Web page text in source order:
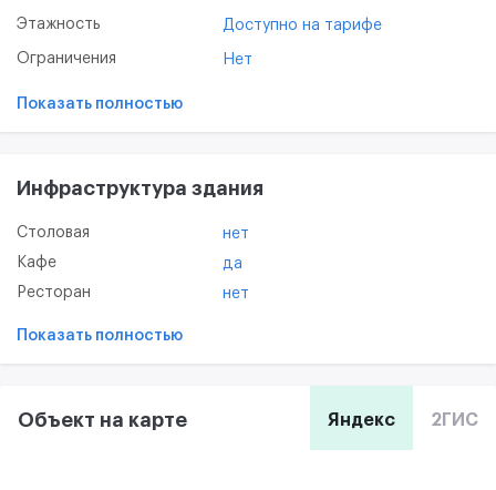
Этажность Доступно на тарифе
Ограничения Нет
Показать полностью
Инфраструктура здания
Столовая
нет
Кафе
да
Ресторан
нет
Показать полностью
Объект на карте Яндекс 2ГИС